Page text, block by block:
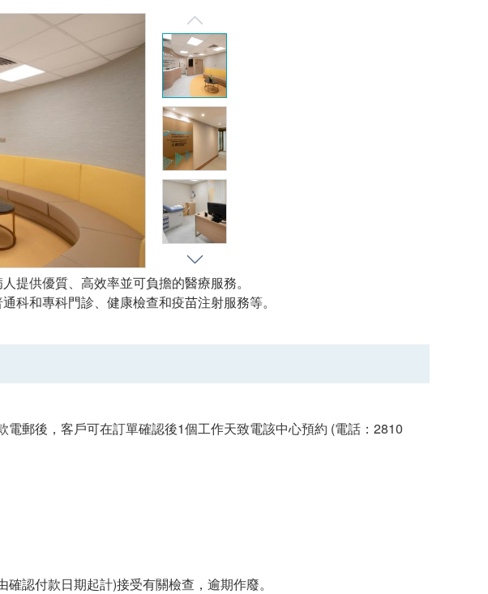
提供優質、高效率並可負擔的醫療服務。
科和專科門診、健康檢查和疫苗注射服務等。
電郵後，客戶可在訂單確認後1個工作天致電該中心預約 (電話：2810
認付款日期起計)接受有關檢查，逾期作廢。